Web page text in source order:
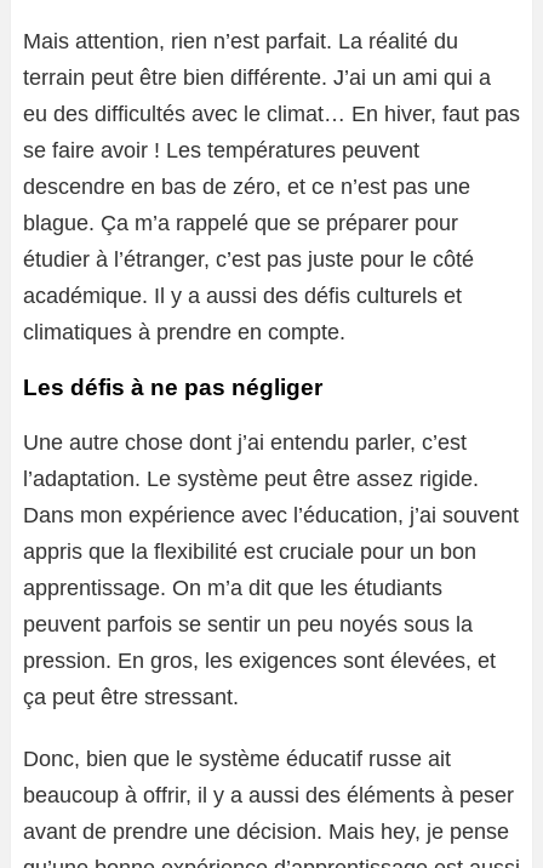
Mais attention, rien n’est parfait. La réalité du
terrain peut être bien différente. J’ai un ami qui a
eu des difficultés avec le climat… En hiver, faut pas
se faire avoir ! Les températures peuvent
descendre en bas de zéro, et ce n’est pas une
blague. Ça m’a rappelé que se préparer pour
étudier à l’étranger, c’est pas juste pour le côté
académique. Il y a aussi des défis culturels et
climatiques à prendre en compte.
Les défis à ne pas négliger
Une autre chose dont j’ai entendu parler, c’est
l’adaptation. Le système peut être assez rigide.
Dans mon expérience avec l’éducation, j’ai souvent
appris que la flexibilité est cruciale pour un bon
apprentissage. On m’a dit que les étudiants
peuvent parfois se sentir un peu noyés sous la
pression. En gros, les exigences sont élevées, et
ça peut être stressant.
Donc, bien que le système éducatif russe ait
beaucoup à offrir, il y a aussi des éléments à peser
avant de prendre une décision. Mais hey, je pense